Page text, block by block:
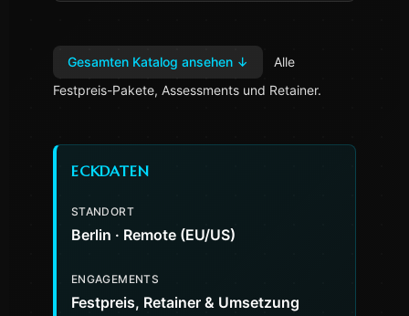
Gesamten Katalog ansehen ↓
Alle
Festpreis-Pakete, Assessments und Retainer.
ECKDATEN
STANDORT
Berlin · Remote (EU/US)
ENGAGEMENTS
Festpreis, Retainer & Umsetzung